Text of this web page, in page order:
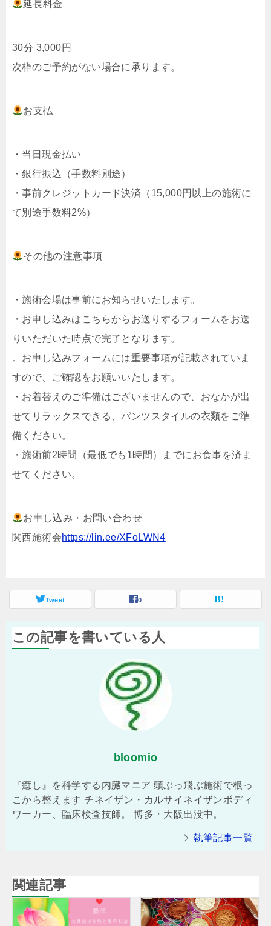
延長料金
30分 3,000円
次枠のご予約がない場合に承ります。
お支払
・当日現金払い
・銀行振込（手数料別途）
・事前クレジットカード決済（15,000円以上の施術に
て別途手数料2%）
その他の注意事項
・施術会場は事前にお知らせいたします。
・お申し込みはこちらからお送りするフォームをお送
りいただいた時点で完了となります。
。お申し込みフォームには重要事項が記載されていま
すので、ご確認をお願いいたします。
・お着替えのご準備はございませんので、おなかが出
せてリラックスできる、パンツスタイルの衣類をご準
備ください。
・施術前2時間（最低でも1時間）までにお食事を済ま
せてください。
お申し込み・お問い合わせ
関西施術会https://lin.ee/XFoLWN4
Tweet 0
この記事を書いている人
bloomio
『癒し』を科学する内臓マニア 頭ぶっ飛ぶ施術で根っ
こから整えます チネイザン・カルサイネイザンボディ
ワーカー、臨床検査技師。 博多・大阪出没中。
執筆記事一覧
関連記事